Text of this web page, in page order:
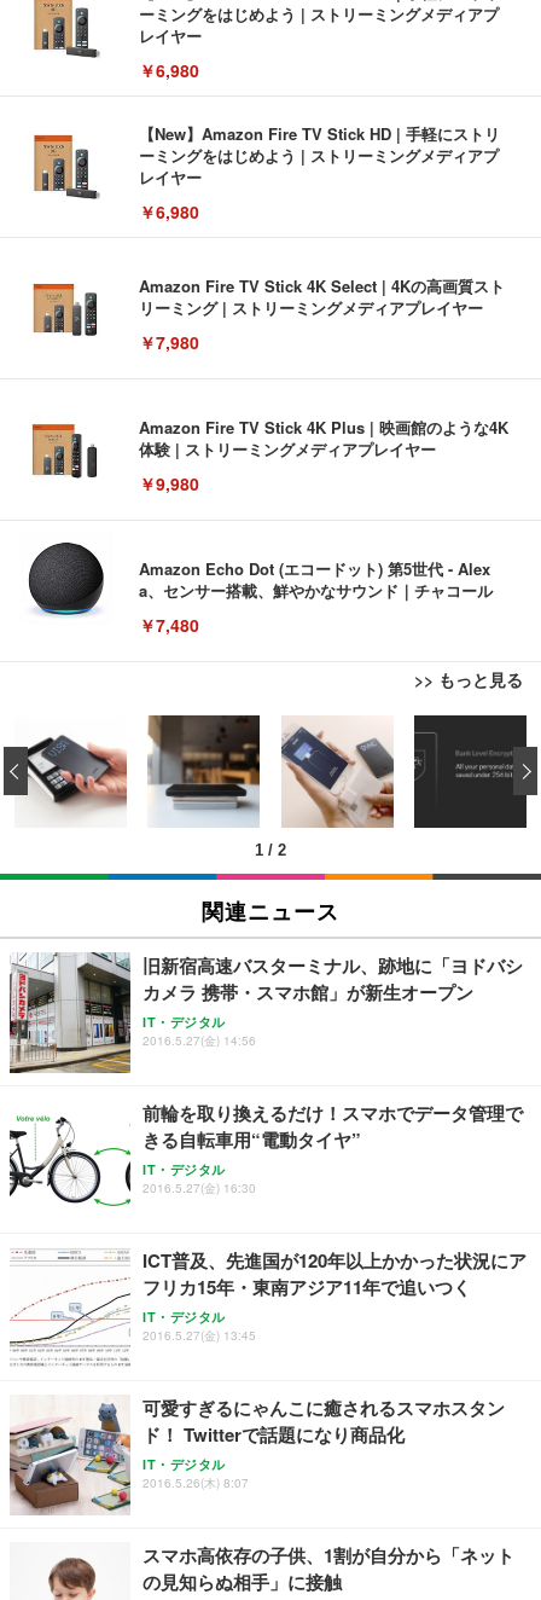
ーミングをはじめよう | ストリーミングメディアプ
レイヤー
￥6,980
【New】Amazon Fire TV Stick HD | 手軽にストリ
ーミングをはじめよう | ストリーミングメディアプ
レイヤー
￥6,980
Amazon Fire TV Stick 4K Select | 4Kの高画質スト
リーミング | ストリーミングメディアプレイヤー
￥7,980
Amazon Fire TV Stick 4K Plus | 映画館のような4K
体験 | ストリーミングメディアプレイヤー
￥9,980
Amazon Echo Dot (エコードット) 第5世代 - Alex
a、センサー搭載、鮮やかなサウンド｜チャコール
￥7,480
>> もっと見る
[EdoErgo] オフィスチェア 椅子 テレワーク 疲れな
い 跳ね上げ式アームレスト コンパクト 約105度ロッ
キング pc 事務椅子 360度回転 座面昇降 強化ナイロ
ン樹脂ベース 通気性メッシュ 在宅ワーク H-WY01
(黒網+黒枠+黒足)
￥5,699
SIHOO B100 オフィスチェア／デスクチェア メッシ
ュチェア 人間工学 疲れない ブラック
￥27,999
Sezlife オフィスチェア デスクチェア 疲れない テレ
ワーク チェア 強化バックレスト 30度ロッキング機
能 人間工学 椅子 腰サポート 90度跳ね上げ式アーム
務用 おしゃれ パソコンチェア (ブラック)
Sezlife オフィスチェア デスクチェア 疲れない テレ
ワーク チェア 強化バックレスト 30度ロッキング機
能 人間工学 椅子 腰サポート 90度跳ね上げ式アーム
務用 おしゃれ パソコンチェア (ホワイト)
ANDWINT オフィスチェア デスクチェア 肘なし メ
ッシュ 通気性 ランバーサポート付き 腰サポート ガ
ス圧無段階昇降 360度回転 キャスター付き コンパク
EIZO ビジネス向けプレミアムモニター | FlexScan
EV3240X-WT | 31.5型4K UHD・USB Type-C・ホワ
イト
￥105,595
EIZO ビジネス向けプレミアムモニター | FlexScan
￥109,572
【純正品】27"ゲーミングモニター DualSense 充電
フック付き（CFI-ZDM1J）
【整備済み品】Dell E2724HS 27インチ 液晶モニタ
ー フルHD（1920×1080）VA 非光沢 HDMI/DisplayP
ort/VGA スピーカー内蔵 高さ調整 スイベル VESA対
【MiniLED/24.5inch/280Hz/FHD】GRAPHT THE S
HOOTER Gaming Monitor 24” Essential ゲーミン
グモニター QD 24.5インチ 1ms FHD 量子ドット 残
Amazonベーシック ペットシーツ 薄型 レギュラー 1
回使い捨て 無香料 ホワイト 300枚
￥3,373
Amazonベーシック ペットシーツ 厚型 ワイド 42枚
x2袋(84枚) ホワイト(吸収面:ライトブルー)
￥3,234
ネオ・ルーライフ ネオ・オムツ L 中型犬用 26枚入
り 単品
Smart Basic(スマートベーシック) 【Amazon.co.jp
限定】 Smart Basic アイリスオーヤマ ペットシーツ
超厚型 お徳用 ワイド 100枚入 (x 1) (ケース販売)
アイリスオーヤマ ペットシーツ 超厚型 お徳用 レギ
ュラー 200枚入【Amazon.co.jp限定】
1 / 2
‹
関連ニュース
旧新宿高速バスターミナル、跡地に「ヨドバシ
カメラ 携帯・スマホ館」が新生オープン
IT・デジタル
2016.5.27(金) 14:56
前輪を取り換えるだけ！スマホでデータ管理で
きる自転車用“電動タイヤ”
IT・デジタル
2016.5.27(金) 16:30
ICT普及、先進国が120年以上かかった状況にア
フリカ15年・東南アジア11年で追いつく
IT・デジタル
2016.5.27(金) 13:45
可愛すぎるにゃんこに癒されるスマホスタン
ド！ Twitterで話題になり商品化
IT・デジタル
2016.5.26(木) 8:07
スマホ高依存の子供、1割が自分から「ネット
の見知らぬ相手」に接触